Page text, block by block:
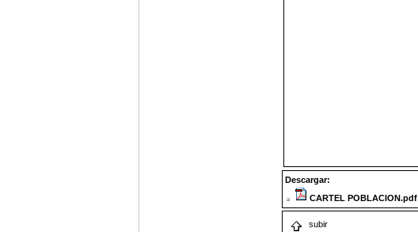
Descargar:
CARTEL POBLACION.pdf
subir